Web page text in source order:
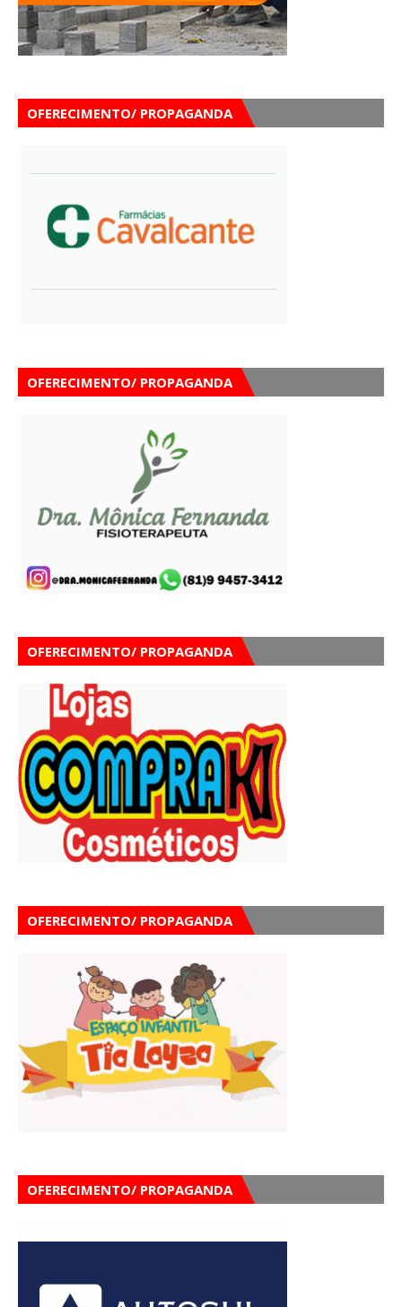
OFERECIMENTO/ PROPAGANDA
OFERECIMENTO/ PROPAGANDA
OFERECIMENTO/ PROPAGANDA
OFERECIMENTO/ PROPAGANDA
OFERECIMENTO/ PROPAGANDA